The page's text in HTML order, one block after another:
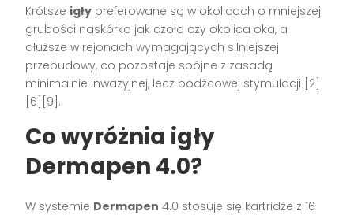
Krótsze igły preferowane są w okolicach o mniejszej
grubości naskórka jak czoło czy okolica oka, a
dłuższe w rejonach wymagających silniejszej
przebudowy, co pozostaje spójne z zasadą
minimalnie inwazyjnej, lecz bodźcowej stymulacji [2]
[6][9].
Co wyróżnia igły
Dermapen 4.0?
W systemie Dermapen 4.0 stosuje się kartridże z 16